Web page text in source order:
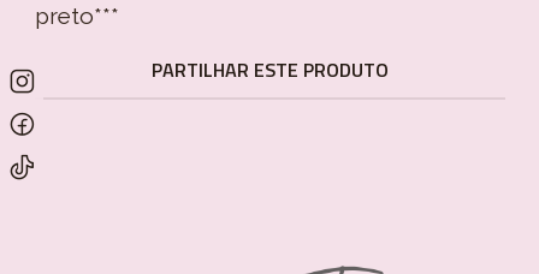
preto***
PARTILHAR ESTE PRODUTO